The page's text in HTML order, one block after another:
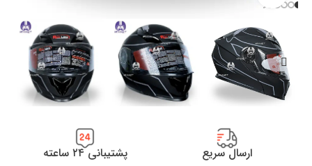
ارسال سریع پشتیبانی ۲۴ ساعته